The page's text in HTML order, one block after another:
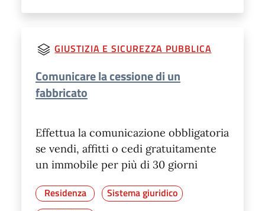
GIUSTIZIA E SICUREZZA PUBBLICA
Comunicare la cessione di un
fabbricato
Effettua la comunicazione obbligatoria
se vendi, affitti o cedi gratuitamente
un immobile per più di 30 giorni
Residenza
Sistema giuridico